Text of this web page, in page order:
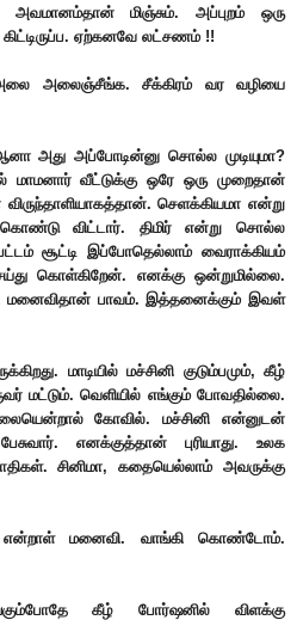
மிஞ்சும். அப்புறம் ஒரு
கிட்டிருப்ப. ஏற்கனவே லட்சணம் !!
அலைஞ்சீங்க. சீக்கிரம் வர வழியை
அப்போடின்னு சொல்ல முடியுமா?
மாமனார் வீட்டுக்கு ஒரே ஒரு முறைதான்
செளக்கியமா என்று
கொண்டு விட்டார். திமிர் என்று சொல்ல
சூட்டி இப்போதெல்லாம் வைராக்கியம்
கொள்கிறேன். எனக்கு ஒன்றுமில்லை.
மனைவிதான் பாவம். இத்தனைக்கும் இவள்
மாடியில் மச்சினி குடும்பமும், கீழ்
மட்டும். வெளியில் எங்கும் போவதில்லை.
கோவில். மச்சினி என்னுடன்
எனக்குத்தான் புரியாது. உலக
சினிமா, கதையெல்லாம் அவருக்கு
என்றாள் மனைவி. வாங்கி கொண்டோம்.
கீழ் போர்ஷனில் விளக்கு